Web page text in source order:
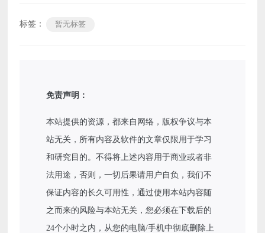
标签： 暂无标签
免责声明：
本站提供的资源，都来自网络，版权争议与本
站无关，所有内容及软件的文章仅限用于学习
和研究目的。不得将上述内容用于商业或者非
法用途，否则，一切后果请用户自负，我们不
保证内容的长久可用性，通过使用本站内容随
之而来的风险与本站无关，您必须在下载后的
24个小时之内，从您的电脑/手机中彻底删除上